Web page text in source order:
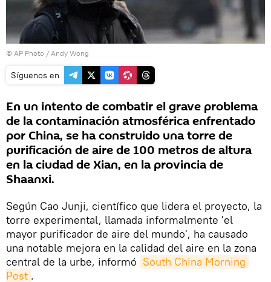
© AP Photo / Andy Wong
Síguenos en
En un intento de combatir el grave problema
de la contaminación atmosférica enfrentado
por China, se ha construido una torre de
purificación de aire de 100 metros de altura
en la ciudad de Xian, en la provincia de
Shaanxi.
Según Cao Junji, científico que lidera el proyecto, la
torre experimental, llamada informalmente 'el
mayor purificador de aire del mundo', ha causado
una notable mejora en la calidad del aire en la zona
central de la urbe, informó South China Morning
Post .